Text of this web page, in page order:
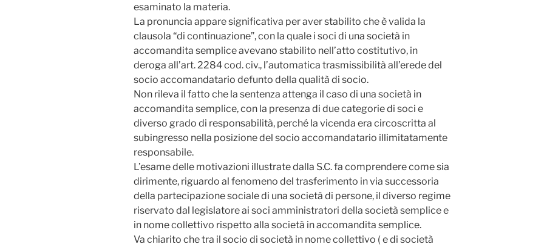
esaminato la materia.
La pronuncia appare significativa per aver stabilito che è valida la
clausola “di continuazione”, con la quale i soci di una società in
accomandita semplice avevano stabilito nell’atto costitutivo, in
deroga all’art. 2284 cod. civ., l’automatica trasmissibilità all’erede del
socio accomandatario defunto della qualità di socio.
Non rileva il fatto che la sentenza attenga il caso di una società in
accomandita semplice, con la presenza di due categorie di soci e
diverso grado di responsabilità, perché la vicenda era circoscritta al
subingresso nella posizione del socio accomandatario illimitatamente
responsabile.
L’esame delle motivazioni illustrate dalla S.C. fa comprendere come sia
dirimente, riguardo al fenomeno del trasferimento in via successoria
della partecipazione sociale di una società di persone, il diverso regime
riservato dal legislatore ai soci amministratori della società semplice e
in nome collettivo rispetto alla società in accomandita semplice.
Va chiarito che tra il socio di società in nome collettivo ( e di società